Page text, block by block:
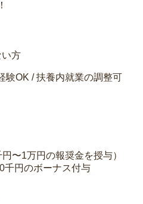
方
験OK / 扶養内就業の調整可
〜1万円の報奨金を授与）
千円のボーナス付与